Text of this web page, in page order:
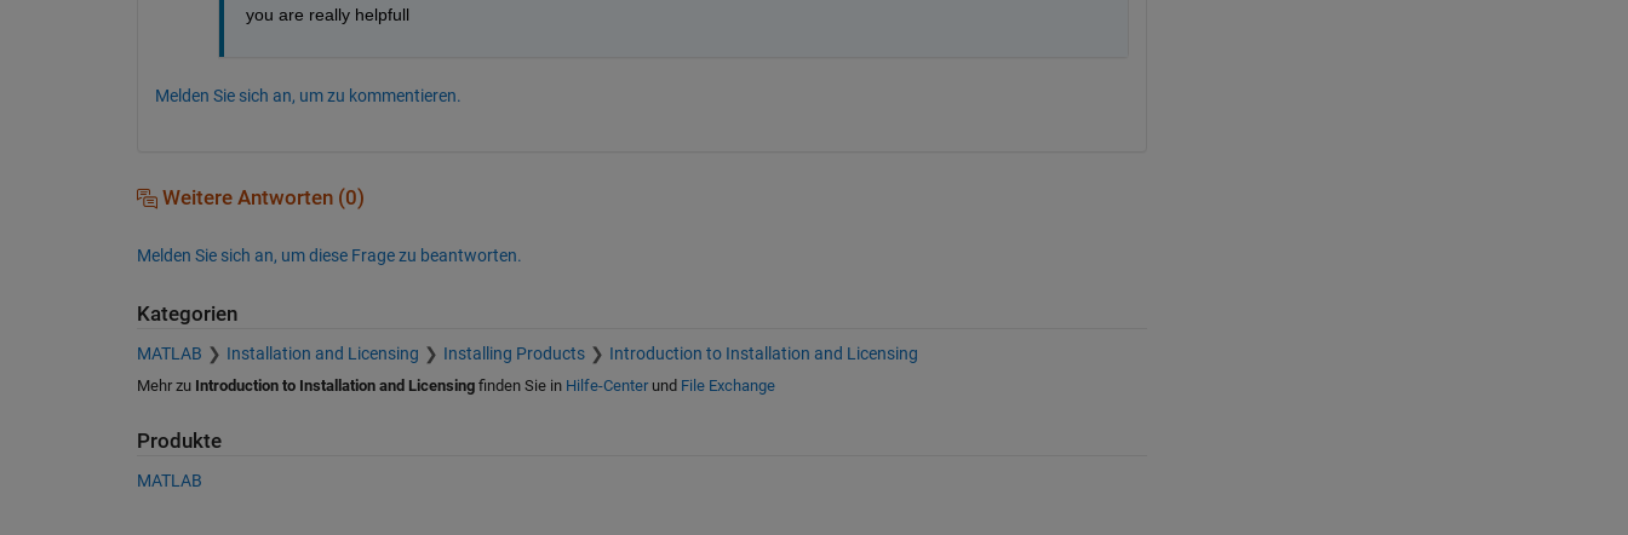
you are really helpfull
Melden Sie sich an, um zu kommentieren.
Weitere Antworten (0)
Melden Sie sich an, um diese Frage zu beantworten.
Kategorien
MATLAB Installation and Licensing Installing Products Introduction to Installation and Licensing
Mehr zu Introduction to Installation and Licensingfinden Sie in Hilfe-Centerund File Exchange
Produkte
MATLAB